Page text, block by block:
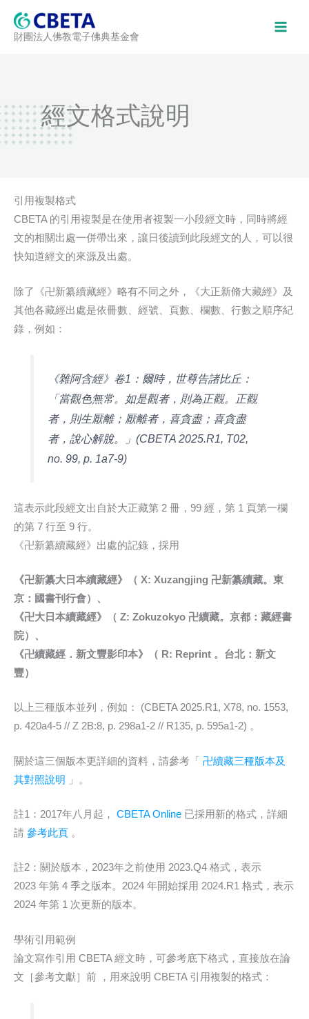
財團法人佛教電子佛典基金會
經文格式說明
引用複製格式
CBETA 的引用複製是在使用者複製一小段經文時，同時將經
文的相關出處一併帶出來，讓日後讀到此段經文的人，可以很
快知道經文的來源及出處。
除了《卍新纂續藏經》略有不同之外，《大正新脩大藏經》及
其他各藏經出處是依冊數、經號、頁數、欄數、行數之順序紀
錄，例如：
《雜阿含經》卷1：爾時，世尊告諸比丘：
「當觀色無常。如是觀者，則為正觀。正觀
者，則生厭離；厭離者，喜貪盡；喜貪盡
者，說心解脫。」(CBETA 2025.R1, T02,
no. 99, p. 1a7-9)
這表示此段經文出自於大正藏第 2 冊，99 經，第 1 頁第一欄
的第 7 行至 9 行。
《卍新纂續藏經》出處的記錄，採用
《卍新纂大日本續藏經》（ X: Xuzangjing 卍新纂續藏。東
京：國書刊行會）、
《卍大日本續藏經》（ Z: Zokuzokyo 卍續藏。京都：藏經書
院）、
《卍續藏經．新文豐影印本》（ R: Reprint 。台北：新文
豐）
以上三種版本並列，例如： (CBETA 2025.R1, X78, no. 1553,
p. 420a4-5 // Z 2B:8, p. 298a1-2 // R135, p. 595a1-2) 。
關於這三個版本更詳細的資料，請參考「 卍續藏三種版本及
其對照說明
」。
註1：2017年八月起， CBETA Online 已採用新的格式，詳細
請 參考此頁 。
註2：關於版本，2023年之前使用 2023.Q4 格式，表示
2023 年第 4 季之版本。2024 年開始採用 2024.R1 格式，表示
2024 年第 1 次更新的版本。
學術引用範例
論文寫作引用 CBETA 經文時，可參考底下格式，直接放在論
文［參考文獻］前 ，用來說明 CBETA 引用複製的格式：